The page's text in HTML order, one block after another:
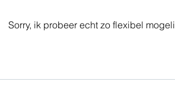
​Sorry, ik probeer echt zo flexibel